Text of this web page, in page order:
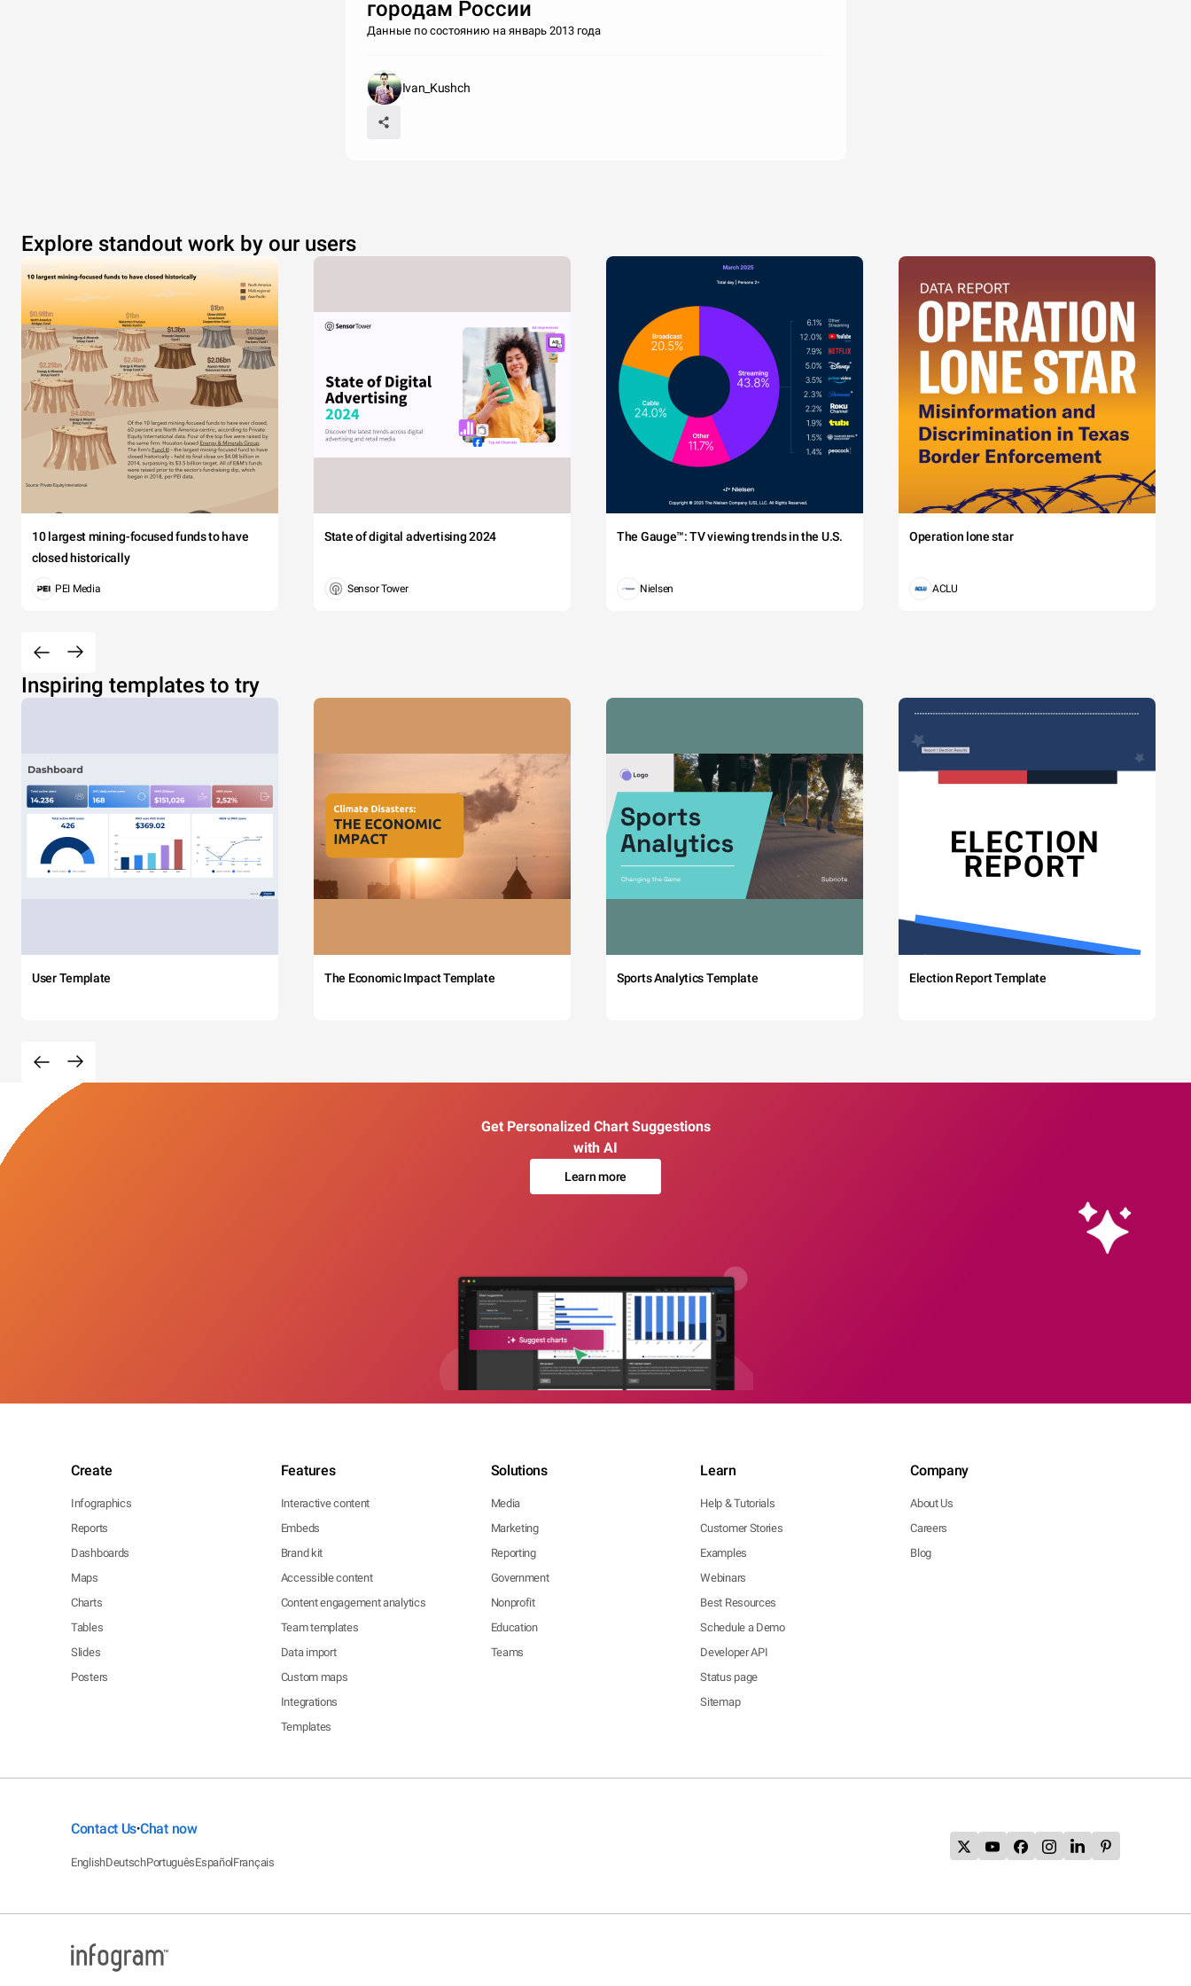
городам России
Данные по состоянию на январь 2013 года
Ivan_Kushch
Explore standout work by our users
10 largest mining-focused funds to have
closed historically
PEI Media
State of digital advertising 2024
Sensor Tower
The Gauge™: TV viewing trends in the U.S.
Nielsen
Operation lone star
ACLU
Inspiring templates to try
User Template The Economic Impact Template Sports Analytics Template Election Report Template
Get Personalized Chart Suggestions
with AI
Learn more
Create
Infographics
Reports
Dashboards
Maps
Charts
Tables
Slides
Posters
Features
Interactive content
Embeds
Brand kit
Accessible content
Content engagement analytics
Team templates
Data import
Custom maps
Integrations
Templates
Solutions
Media
Marketing
Reporting
Government
Nonprofit
Education
Teams
Learn
Help & Tutorials
Customer Stories
Examples
Webinars
Best Resources
Schedule a Demo
Developer API
Status page
Sitemap
Company
About Us
Careers
Blog
Contact Us•Chat now
EnglishDeutschPortuguêsEspañolFrançais